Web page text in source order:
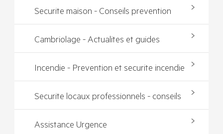
Securite maison - Conseils prevention
Cambriolage - Actualites et guides
Incendie - Prevention et securite incendie
Securite locaux professionnels - conseils
Assistance Urgence